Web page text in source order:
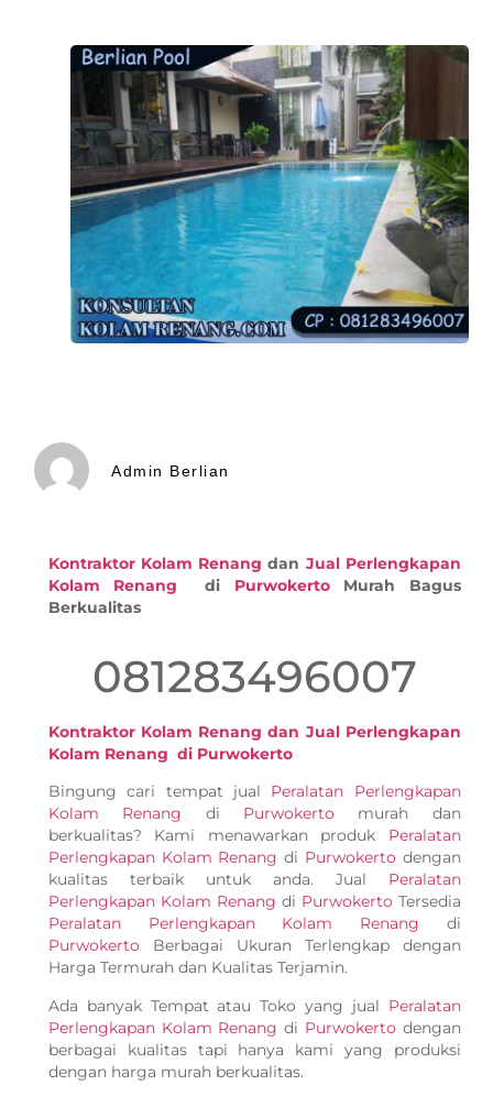
Admin Berlian
Kontraktor Kolam Renang dan Jual Perlengkapan
Kolam Renang
di Purwokerto Murah Bagus
Berkualitas
081283496007
Kontraktor Kolam Renang dan Jual Perlengkapan
Kolam Renang di Purwokerto
Bingung cari tempat jual Peralatan Perlengkapan
Kolam Renang di Purwokerto murah dan
berkualitas? Kami menawarkan produk Peralatan
Perlengkapan Kolam Renang di Purwokerto dengan
kualitas terbaik untuk anda. Jual Peralatan
Perlengkapan Kolam Renang di Purwokerto Tersedia
Peralatan Perlengkapan Kolam Renang di
Purwokerto Berbagai Ukuran Terlengkap dengan
Harga Termurah dan Kualitas Terjamin.
Ada banyak Tempat atau Toko yang jual Peralatan
Perlengkapan Kolam Renang di Purwokerto dengan
berbagai kualitas tapi hanya kami yang produksi
dengan harga murah berkualitas.